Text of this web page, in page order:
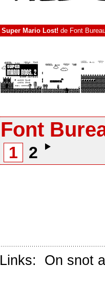
Super Mario Lost! de Font
Font
1 2
Links: On snot